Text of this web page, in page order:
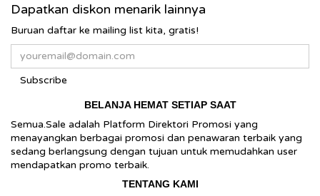
Dapatkan diskon menarik lainnya
Buruan daftar ke mailing list kita, gratis!
Subscribe
BELANJA HEMAT SETIAP SAAT
Semua.Sale adalah Platform Direktori Promosi yang
menayangkan berbagai promosi dan penawaran terbaik yang
sedang berlangsung dengan tujuan untuk memudahkan user
mendapatkan promo terbaik.
TENTANG KAMI